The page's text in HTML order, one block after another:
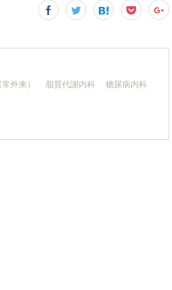
常外来） 脂質代謝内科 糖尿病内科